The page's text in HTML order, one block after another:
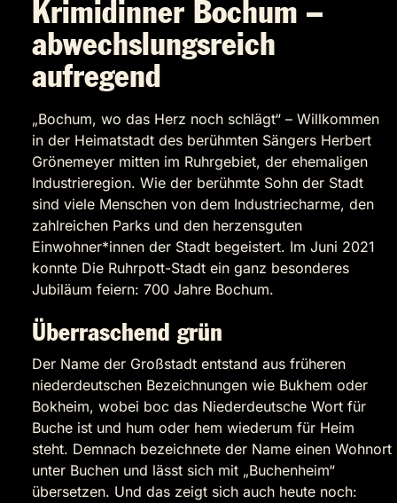
Krimidinner Bochum –
abwechslungsreich
aufregend
„Bochum, wo das Herz noch schlägt“ – Willkommen
in der Heimatstadt des berühmten Sängers Herbert
Grönemeyer mitten im Ruhrgebiet, der ehemaligen
Industrieregion. Wie der berühmte Sohn der Stadt
sind viele Menschen von dem Industriecharme, den
zahlreichen Parks und den herzensguten
Einwohner*innen der Stadt begeistert. Im Juni 2021
konnte Die Ruhrpott-Stadt ein ganz besonderes
Jubiläum feiern: 700 Jahre Bochum.
Überraschend grün
Der Name der Großstadt entstand aus früheren
niederdeutschen Bezeichnungen wie Bukhem oder
Bokheim, wobei boc das Niederdeutsche Wort für
Buche ist und hum oder hem wiederum für Heim
steht. Demnach bezeichnete der Name einen Wohnort
unter Buchen und lässt sich mit „Buchenheim“
übersetzen. Und das zeigt sich auch heute noch: